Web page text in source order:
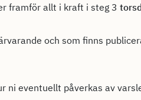
framför allt i kraft i steg 3
och som finns
ni eventuellt påverkas av